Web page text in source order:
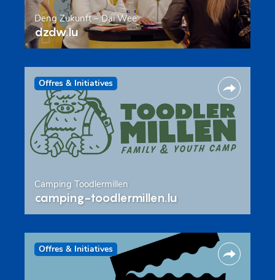
Deng Zukunft – Däi Wee
dzdw.lu
Offres & Initiatives
Camping Toodlermillen
camping-toodlermillen.lu
Offres & Initiatives